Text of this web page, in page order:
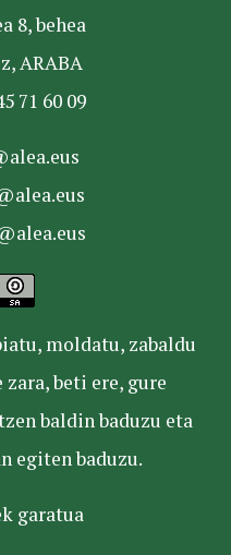
8, behea
ARABA
71 60 09
moldatu, zabaldu
beti ere, gure
baldin baduzu eta
egiten baduzu.
garatua